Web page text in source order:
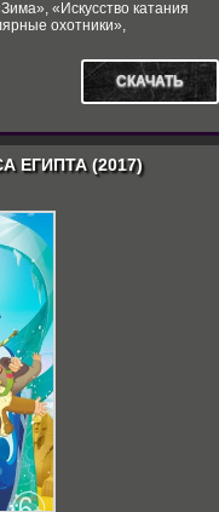
«Искусство катания
охотники»,
СКАЧАТЬ
ЕГИПТА (2017)